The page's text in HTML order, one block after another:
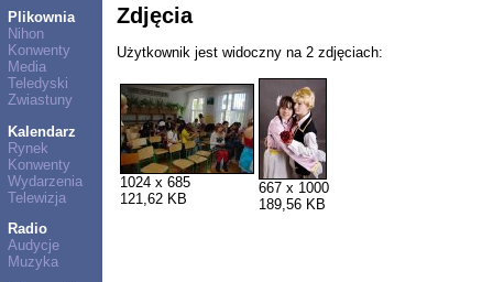
Plikownia
Nihon
Konwenty
Media
Teledyski
Zwiastuny
Kalendarz
Rynek
Konwenty
Wydarzenia
Telewizja
Radio
Audycje
Muzyka
Zdjęcia
Użytkownik jest widoczny na 2 zdjęciach:
1024 x 685
121,62 KB
667 x 1000
189,56 KB